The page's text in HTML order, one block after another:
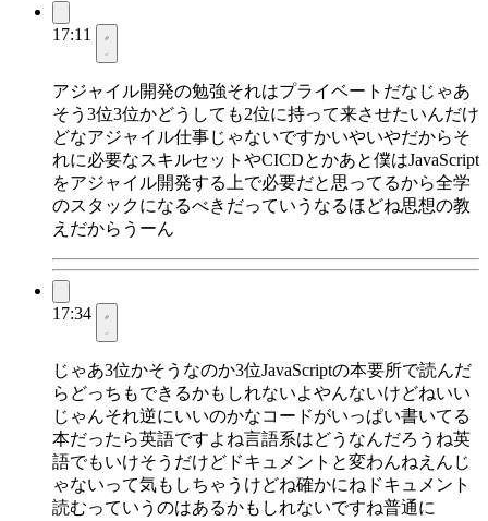
17:11
アジャイル開発の勉強それはプライベートだなじゃあ
そう3位3位かどうしても2位に持って来させたいんだけ
どなアジャイル仕事じゃないですかいやいやだからそ
れに必要なスキルセットやCICDとかあと僕はJavaScript
をアジャイル開発する上で必要だと思ってるから全学
のスタックになるべきだっていうなるほどね思想の教
えだからうーん
17:34
じゃあ3位かそうなのか3位JavaScriptの本要所で読んだ
らどっちもできるかもしれないよやんないけどねいい
じゃんそれ逆にいいのかなコードがいっぱい書いてる
本だったら英語ですよね言語系はどうなんだろうね英
語でもいけそうだけどドキュメントと変わんねえんじ
ゃないって気もしちゃうけどね確かにねドキュメント
読むっていうのはあるかもしれないですね普通に